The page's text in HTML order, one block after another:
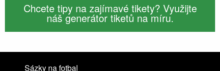
Chcete tipy na zajímavé tikety? Využijte
náš generátor tiketů na míru.
Sázky na fotbal